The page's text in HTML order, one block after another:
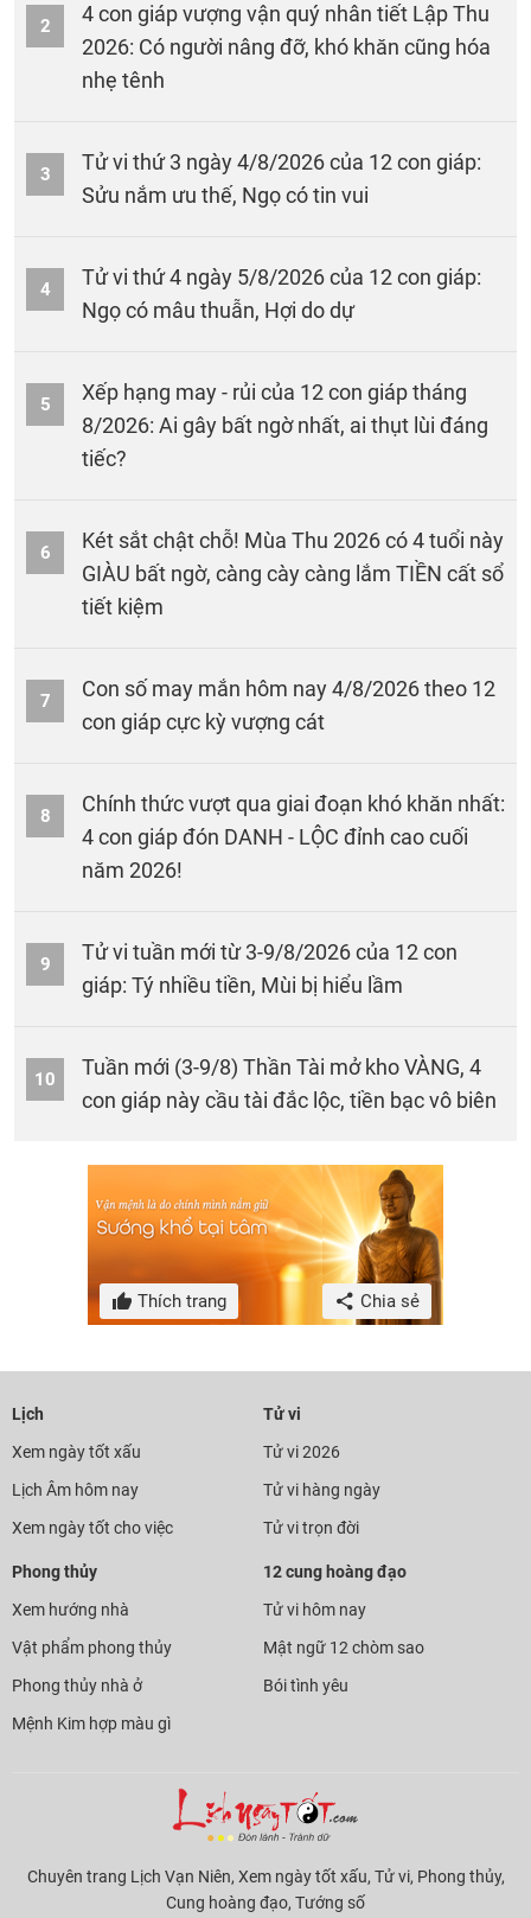
2
4 con giáp vượng vận quý nhân tiết Lập Thu
2026: Có người nâng đỡ, khó khăn cũng hóa
nhẹ tênh
3
Tử vi thứ 3 ngày 4/8/2026 của 12 con giáp:
Sửu nắm ưu thế, Ngọ có tin vui
4
Tử vi thứ 4 ngày 5/8/2026 của 12 con giáp:
Ngọ có mâu thuẫn, Hợi do dự
5
Xếp hạng may - rủi của 12 con giáp tháng
8/2026: Ai gây bất ngờ nhất, ai thụt lùi đáng
tiếc?
6
Két sắt chật chỗ! Mùa Thu 2026 có 4 tuổi này
GIÀU bất ngờ, càng cày càng lắm TIỀN cất sổ
tiết kiệm
7
Con số may mắn hôm nay 4/8/2026 theo 12
con giáp cực kỳ vượng cát
8
Chính thức vượt qua giai đoạn khó khăn nhất:
4 con giáp đón DANH - LỘC đỉnh cao cuối
năm 2026!
9
Tử vi tuần mới từ 3-9/8/2026 của 12 con
giáp: Tý nhiều tiền, Mùi bị hiểu lầm
10
Tuần mới (3-9/8) Thần Tài mở kho VÀNG, 4
con giáp này cầu tài đắc lộc, tiền bạc vô biên
Thích trang Chia sẻ
Lịch
Xem ngày tốt xấu
Lịch Âm hôm nay
Xem ngày tốt cho việc
Tử vi
Tử vi 2026
Tử vi hàng ngày
Tử vi trọn đời
Phong thủy
Xem hướng nhà
Vật phẩm phong thủy
Phong thủy nhà ở
Mệnh Kim hợp màu gì
12 cung hoàng đạo
Tử vi hôm nay
Mật ngữ 12 chòm sao
Bói tình yêu
Chuyên trang Lịch Vạn Niên, Xem ngày tốt xấu, Tử vi, Phong thủy,
Cung hoàng đạo, Tướng số